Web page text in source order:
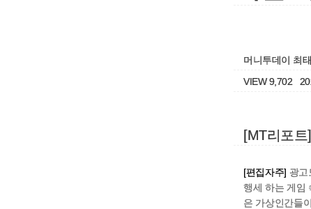
머니투데이 최
VIEW 9,702
[MT리포
[편집자주] 광
행세 하는 게임
은 가상인간들